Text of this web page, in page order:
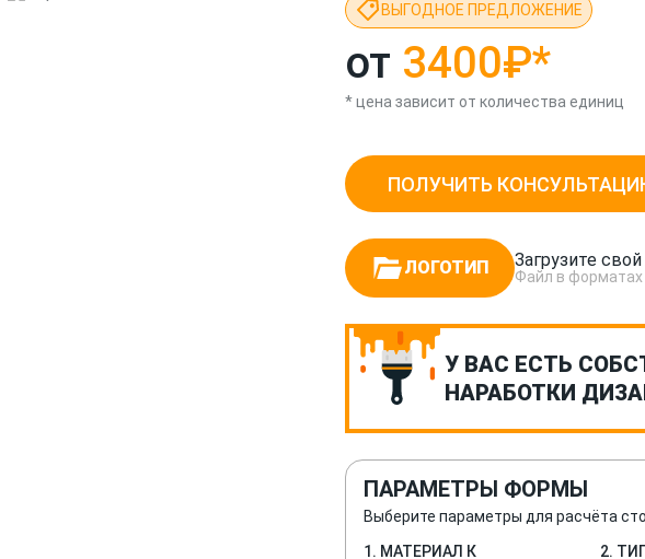
ВЫГОДНОЕ ПРЕДЛОЖЕНИЕ
от 3400₽*
* цена зависит от количества единиц
ПОЛУЧИТЬ
ЛОГОТИП Загрузите
Файл в форматах
У ВАС ЕСТЬ
НАРАБОТКИ
ПАРАМЕТРЫ ФОРМЫ
Выберите параметры для расчёта
1. МАТЕРИАЛ К
2.